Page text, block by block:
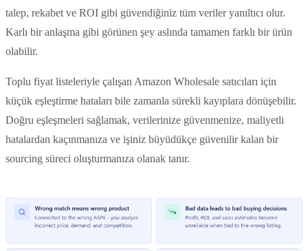
talep, rekabet ve ROI gibi güvendiğiniz tüm veriler yanıltıcı olur.
Karlı bir anlaşma gibi görünen şey aslında tamamen farklı bir ürün
olabilir.
Toplu fiyat listeleriyle çalışan Amazon Wholesale satıcıları için
küçük eşleştirme hataları bile zamanla sürekli kayıplara dönüşebilir.
Doğru eşleşmeleri sağlamak, verilerinize güvenmenize, maliyetli
hatalardan kaçınmanıza ve işiniz büyüdükçe güvenilir kalan bir
sourcing süreci oluşturmanıza olanak tanır.